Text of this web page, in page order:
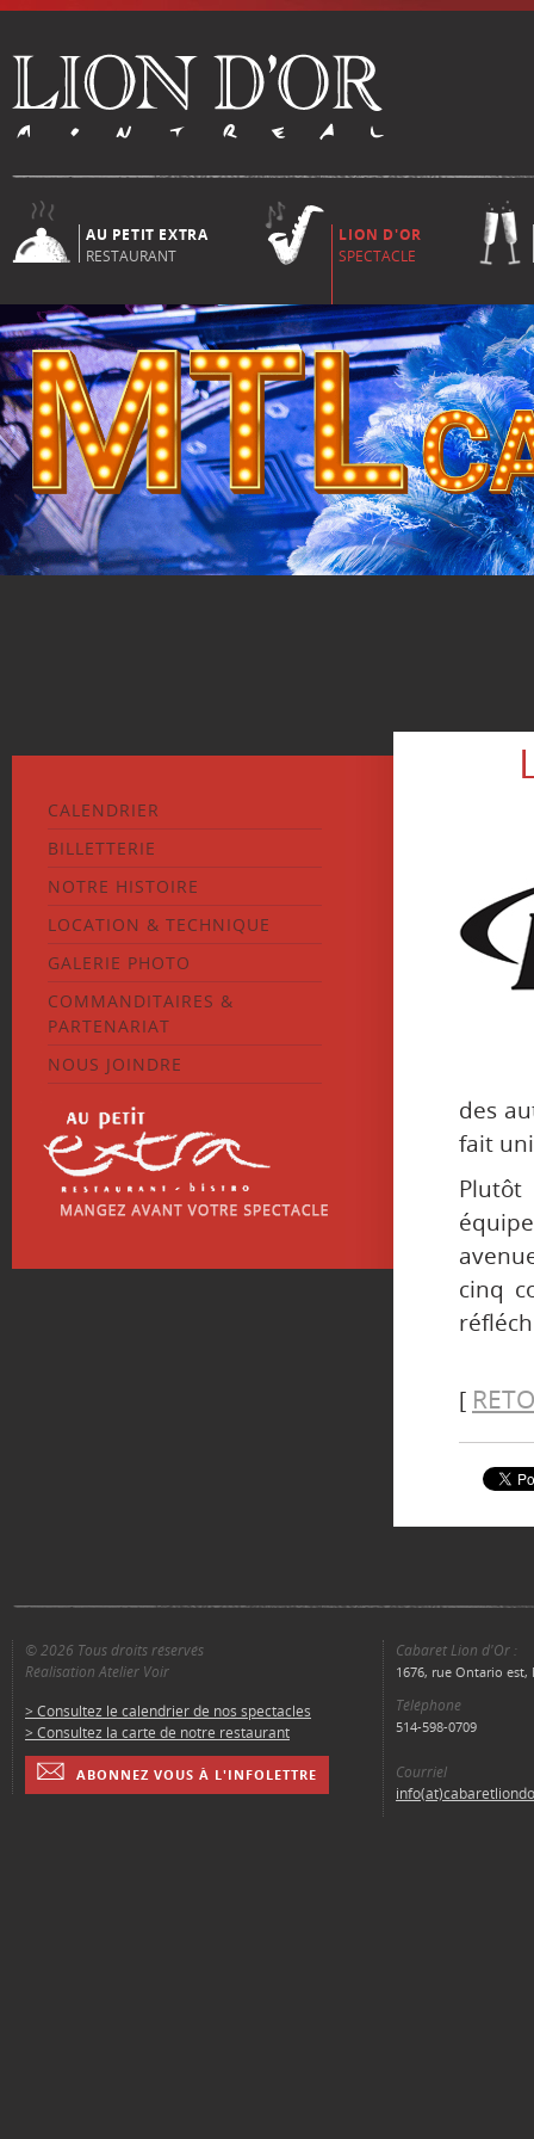
AU PETIT EXTRA
RESTAURANT
LION D'OR
SPECTACLE
CALENDRIER
BILLETTERIE
NOTRE HISTOIRE
LOCATION & TECHNIQUE
GALERIE PHOTO
COMMANDITAIRES &
PARTENARIAT
NOUS JOINDRE
des
fait
cinq
[
© 2026 Tous droits réservés
Réalisation Atelier Voir
> Consultez le calendrier de nos spectacles
> Consultez la carte de notre restaurant
ABONNEZ VOUS À L'INFOLETTRE
Cabaret Lion d'Or :
1676, rue Ontario est,
Téléphone
514-598-0709
Courriel